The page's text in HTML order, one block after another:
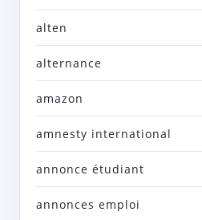
alten
alternance
amazon
amnesty international
annonce étudiant
annonces emploi